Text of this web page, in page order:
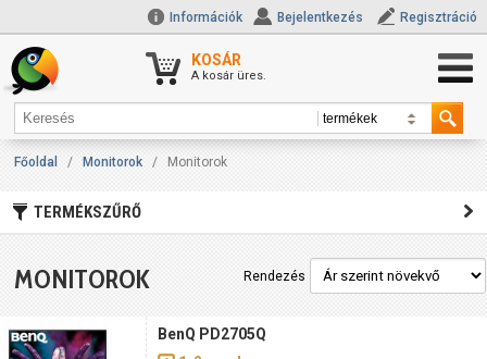
Információk Bejelentkezés Regisztráció
KOSÁR
A kosár üres.
Főoldal / Monitorok / Monitorok
TERMÉKSZŰRŐ
MONITOROK Rendezés
BenQ PD2705Q